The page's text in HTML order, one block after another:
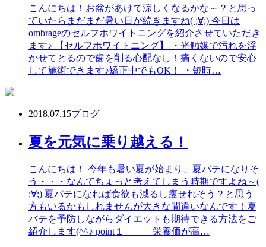
こんにちは！お盆があけて涼しくなるかな～？と思っ
ていたらまだまだ暑い日が続きますね( ;∀;) 今日は
ombrageのセルフホワイトニングを紹介させていただき
ます♪ 【セルフホワイトニング】 ・光触媒で汚れを浮
かせてとるので歯を削る心配なし！痛くないので安心
して施術できます♪矯正中でもOK！ ・短時…
2018.07.15ブログ
夏を元気に乗り越える！
こんにちは！ 今年も暑い夏が始まり、夏バテになりそ
う・・・なんてちょっと考えてしまう時期ですよね～(
;∀;) 夏バテになれば食欲も減るし瘦せれそう？と思う
方もいるかもしれませんが大きな間違いなんです！夏
バテを予防しながらダイエットも期待できる方法をご
紹介します(^^♪ point１ 栄養価が高…